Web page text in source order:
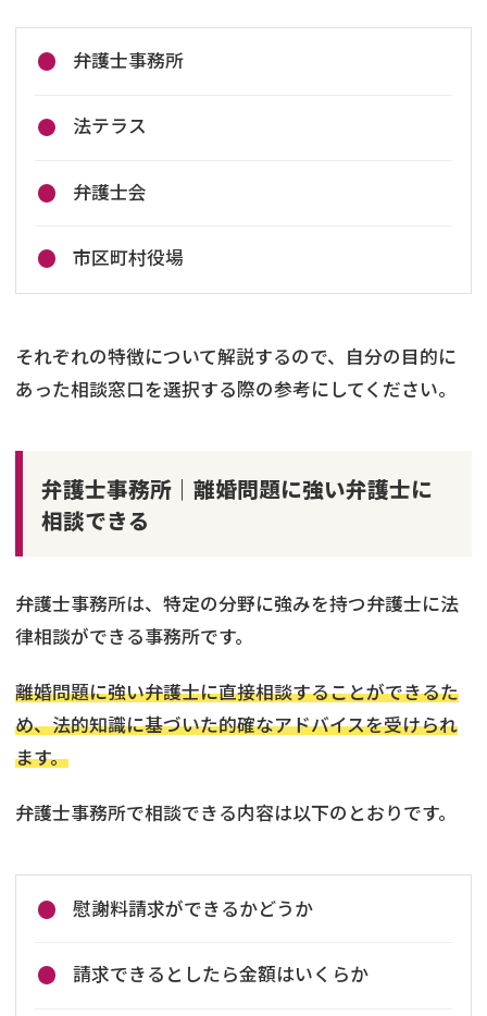
弁護士事務所
法テラス
弁護士会
市区町村役場
それぞれの特徴について解説するので、自分の目的に
あった相談窓口を選択する際の参考にしてください。
弁護士事務所｜離婚問題に強い弁護士に
相談できる
弁護士事務所は、特定の分野に強みを持つ弁護士に法
律相談ができる事務所です。
離婚問題に強い弁護士に直接相談することができるた
め、法的知識に基づいた的確なアドバイスを受けられ
ます。
弁護士事務所で相談できる内容は以下のとおりです。
慰謝料請求ができるかどうか
請求できるとしたら金額はいくらか